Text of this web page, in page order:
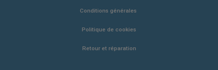
Conditions générales
Politique de cookies
Retour et réparation